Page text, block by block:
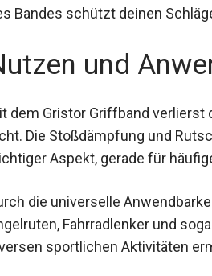
Bandes schützt deinen
und
dem Gristor Griffband verlierst
Die Stoßdämpfung und
Aspekt, gerade für
die universelle
Fahrradlenker und
sportlichen Aktivitäten